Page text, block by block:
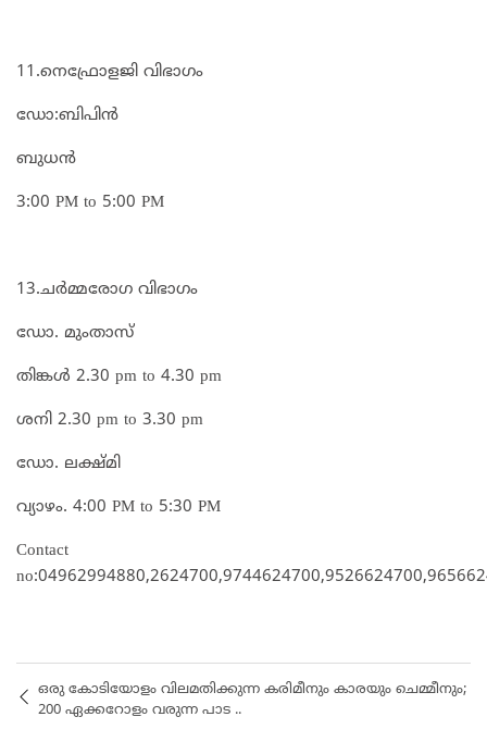
11.നെഫ്രോളജി വിഭാഗം
ഡോ:ബിപിൻ
ബുധൻ
3:00 PM to 5:00 PM
13.ചർമ്മരോഗ വിഭാഗം
ഡോ. മുംതാസ്
തിങ്കൾ 2.30 pm to 4.30 pm
ശനി 2.30 pm to 3.30 pm
ഡോ. ലക്ഷ്മി
വ്യാഴം. 4:00 PM to 5:30 PM
Contact
ഒരു കോടിയോളം വിലമതിക്കുന്ന കരിമീനും കാരയും ചെമ്മീനും;
200 ഏക്കറോളം വരുന്ന പാട ..